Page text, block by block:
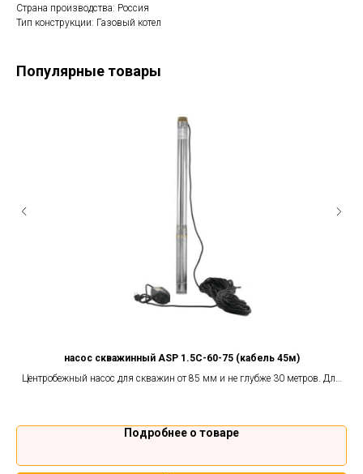
Страна производства: Россия
Тип конструкции: Газовый котел
Популярные товары
насос скважинный ASP 1.5C-60-75 (кабель 45м)
Центробежный насос для скважин от 85 мм и не глубже 30 метров. Для
Подробнее о товаре